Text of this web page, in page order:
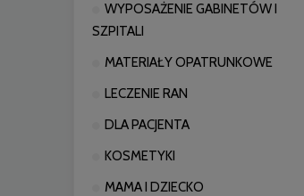
WYPOSAŻENIE GABINETÓW I
SZPITALI
MATERIAŁY OPATRUNKOWE
LECZENIE RAN
DLA PACJENTA
KOSMETYKI
MAMA I DZIECKO